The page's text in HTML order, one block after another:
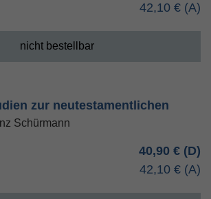
42,10 €
nicht bestellbar
zur neutestamentlichen
Schürmann
40,90 €
42,10 €